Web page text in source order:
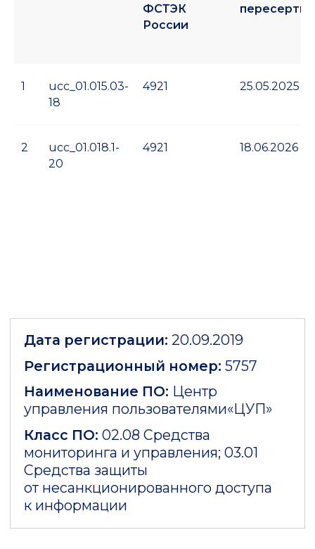
ФСТЭК
России
1
ucc_01.015.03-
18
4921 25.05.2025
2
ucc_01.018.1-
20
4921 18.06.2026
ЦУП 2.0 Описание
функциональности
ЦУП 2.0 Инструкция по работе с
движком аутентификации
AppRole
ЦУП 2.0 Описание политик
стандартной ролевой модели